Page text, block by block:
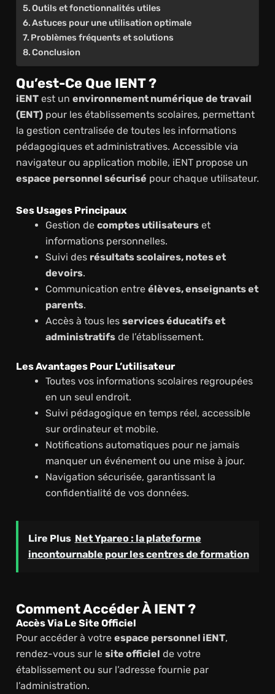
Outils et fonctionnalités utiles
Astuces pour une utilisation optimale
Problèmes fréquents et solutions
Conclusion
Qu’est-Ce Que IENT ?
iENTest un environnement numérique de travail
(ENT)pour les établissements scolaires, permettant
la gestion centralisée de toutes les informations
pédagogiques et administratives. Accessible via
navigateur ou application mobile, iENT propose un
espace personnel sécurisé pour chaque utilisateur.
Ses Usages Principaux
Gestion de comptes utilisateurset
informations personnelles.
Suivi des résultats scolaires, notes et
devoirs.
Communication entre élèves, enseignants et
parents.
Accès à tous les services éducatifs et
administratifsde l’établissement.
Les Avantages Pour L’utilisateur
Toutes vos informations scolaires regroupées
en un seul endroit.
Suivi pédagogique en temps réel, accessible
sur ordinateur et mobile.
Notifications automatiques pour ne jamais
manquer un événement ou une mise à jour.
Navigation sécurisée, garantissant la
confidentialité de vos données.
Lire Plus Net Ypareo : la plateforme
incontournable pour les centres de formation
Comment Accéder À IENT ?
Accès Via Le Site Officiel
Pour accéder à votre espace personnel iENT,
rendez-vous sur le site officiel de votre
établissement ou sur l’adresse fournie par
l’administration.